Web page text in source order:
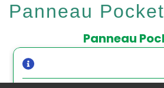
Panneau Pocket